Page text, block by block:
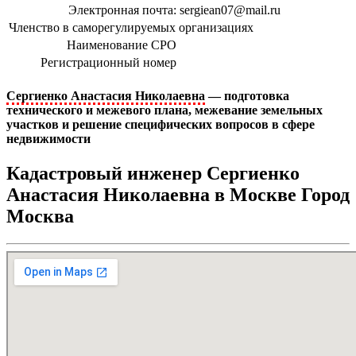
Электронная почта: sergiean07@mail.ru
Членство в саморегулируемых организациях
Наименование СРО
Регистрационный номер
Сергиенко Анастасия Николаевна — подготовка
технического и межевого плана, межевание земельных
участков и решение специфических вопросов в сфере
недвижимости
Кадастровый инженер Сергиенко
Анастасия Николаевна в Москве Город
Москва